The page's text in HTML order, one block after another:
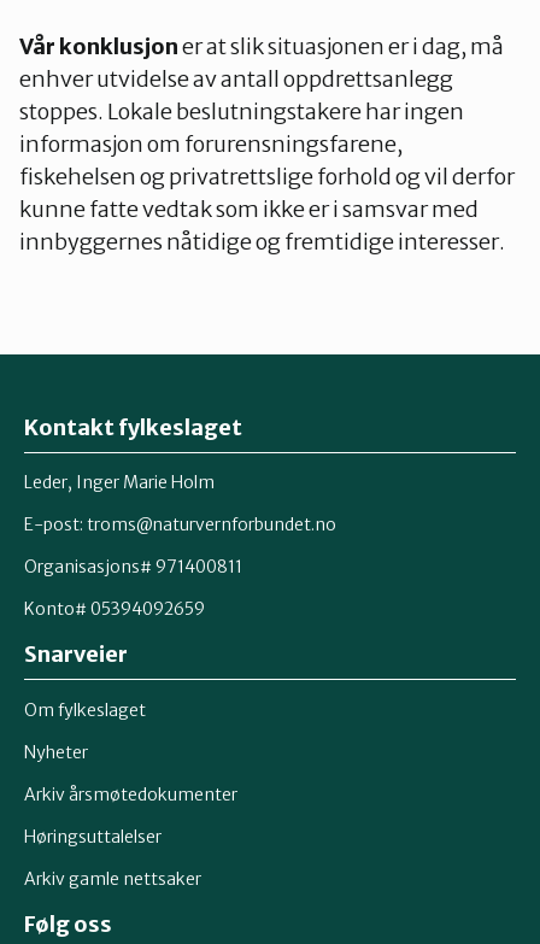
Vår konklusjoner at slik situasjonen er i dag, må
enhver utvidelse av antall oppdrettsanlegg
stoppes. Lokale beslutningstakere har ingen
informasjon om forurensningsfarene,
fiskehelsen og privatrettslige forhold og vil derfor
kunne fatte vedtak som ikke er i samsvar med
innbyggernes nåtidige og fremtidige interesser.
Kontakt fylkeslaget
Leder, Inger Marie Holm
E-post: troms@naturvernforbundet.no
Organisasjons# 971400811
Konto# 05394092659
Snarveier
Om fylkeslaget
Nyheter
Arkiv årsmøtedokumenter
Høringsuttalelser
Arkiv gamle nettsaker
Følg oss